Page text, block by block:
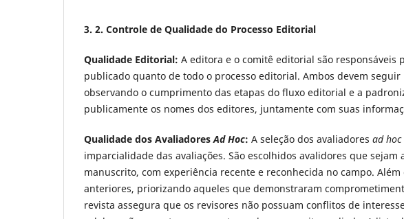
3. 2. Controle de Qualidade do Processo Editorial
Qualidade Editorial: A editora e o comitê editorial são
publicado quanto de todo o processo editorial. Ambos devem
observando o cumprimento das etapas do fluxo editorial e a
publicamente os nomes dos editores, juntamente com suas
Qualidade dos Avaliadores Ad Hoc: A seleção dos avaliadores ad hoc
imparcialidade das avaliações. São escolhidos avalidores que
manuscrito, com experiência recente e reconhecida no campo.
anteriores, priorizando aqueles que demonstraram
revista assegura que os revisores não possuam conflitos de